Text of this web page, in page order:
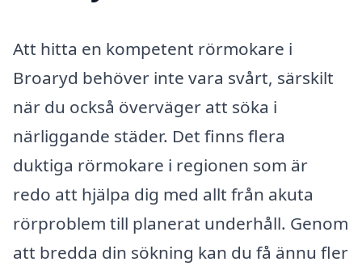
Att hitta en kompetent rörmokare i
Broaryd behöver inte vara svårt, särskilt
när du också överväger att söka i
närliggande städer. Det finns flera
duktiga rörmokare i regionen som är
redo att hjälpa dig med allt från akuta
rörproblem till planerat underhåll. Genom
att bredda din sökning kan du få ännu fler